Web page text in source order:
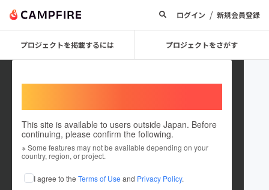
ログイン / 新規会員登録
プロジェクトを掲載するには プロジェクトをさがす
This site is available to users outside Japan. Before
continuing, please confirm the following.
※ Some features may not be available depending on your
country, region, or project.
I agree to the Terms of Use and Privacy Policy.
Performer_show
これまでに2件のプロジェクトを投稿しています